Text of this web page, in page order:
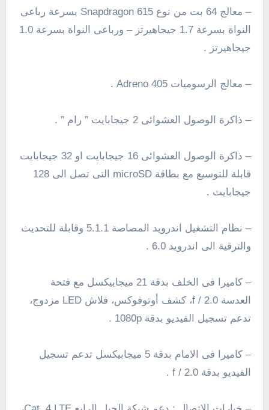
– معالج 64 بت من نوع Snapdragon 615 بسرعة رباعى
النواة بسرعة 1.7 جيجاهيرتز – ورباعى النواة بسرعة 1.0
جيجاهيرتز .
– معالج الرسوميات Adreno 405 .
– ذاكرة الوصول العشوائى 2 جيجابايت ” رام ” .
– ذاكرة الوصول العشوائى 16 جيجابايت او 32 جيجابايت
قابلة للتوسيع مع بطاقة microSD التى تصل الى 128
جيجابايت .
– نظام التشغيل اندرويد المصاصة 5.1.1 وقابلة للتحديث
والترقية الى اندرويد 6.0
.
– كاميرا فى الخلف بدقة 21 ميجابيكسل مع فتحة
العدسة
f / 2.0 ، كشف أوتوفوكس
، فلاش LED مزدوج،
تدعم تسجيل الفيديو بدقة 1080p .
– كاميرا فى الامام بدقة 5 ميجابيكسل تدعم تسجيل
الفيديو بدقة
f / 2.0
.